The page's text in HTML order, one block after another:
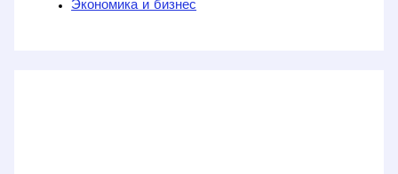
Экономика и бизнес